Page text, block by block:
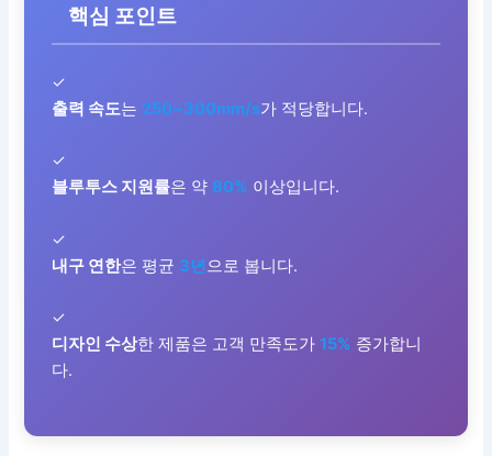
핵심 포인트
✓
출력 속도는 250~300mm/s가 적당합니다.
✓
블루투스 지원률은 약 80% 이상입니다.
✓
내구 연한은 평균 3년으로 봅니다.
✓
디자인 수상한 제품은 고객 만족도가 15% 증가합니
다.